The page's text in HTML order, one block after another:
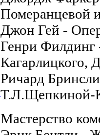
Померанцевой
Джон Гей -
Генри
Кагарлицкого,
Ричард
Т.Л.Щепкиной-
Мастерство